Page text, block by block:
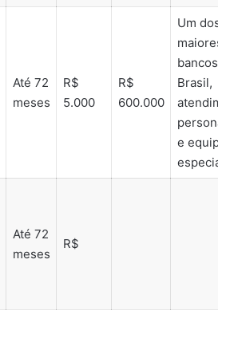
Até 72
meses
R$
5.000
R$
600.000
Um dos
maiores
bancos
Brasil,
e equipe
Até 72
meses
R$